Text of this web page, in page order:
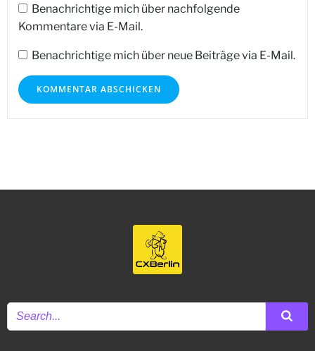
Benachrichtige mich über nachfolgende
Kommentare via E-Mail.
Benachrichtige mich über neue Beiträge via E-Mail.